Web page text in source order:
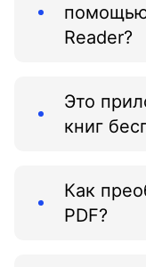
Reader?
Это
книг
Как
PDF?